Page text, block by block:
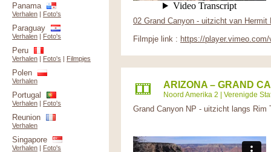
02 Grand Canyon - uitzicht van Hermit
Filmpje link : https://
ARIZONA – GRAND
Noord Amerika 2 | Verenigde
Grand Canyon NP - uitzicht langs Rim
Panama
Verhalen | Foto's
Paraguay
Verhalen | Foto's
Peru
Verhalen | Foto's | Filmpjes
Polen
Verhalen
Portugal
Verhalen | Foto's
Reunion
Verhalen
Singapore
Verhalen | Foto's